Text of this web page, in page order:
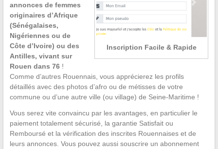
Inscription Facile & Rapide
annonces de femmes
originaires d’Afrique
(Sénégalaises,
Nigériennes ou de
Côte d’Ivoire) ou des
Antilles, vivant sur
Rouen dans 76!
Comme d’autres Rouennais, vous apprécierez les profils
détaillés avec des photos d’afro ou de métisses de votre
commune ou d’une autre ville (ou village) de Seine-Maritime !
Vous serez vite convaincu par les avantages, en particulier le
paiement totalement sécurisé, la garantie Satisfait ou
Remboursé et la vérification des inscrites Rouennaises et de
leurs annonces. Vous pouvez aussi souscrire un abonnement